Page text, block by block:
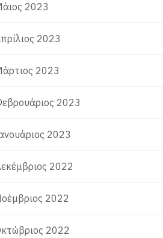
2023
2023
2023
2023
2023
2022
2022
2022